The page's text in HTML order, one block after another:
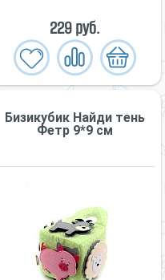
229 руб.
Бизикубик Найди тень
Фетр 9*9 см